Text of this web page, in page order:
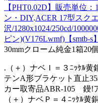
【PHT0.02D】販売単位
ン・DIY.ACER 17型スク
沢/1280x1024/250cd/
ピン)(V176Lwmf)【smtb-s】
30mmクローム純金1箱
.（＋）ナベＩ＝３ﾆｯｹﾙ
テンA形ブラケット直止
カー取寄品ABR-105 鏝!
（＋）ナベＰ＝４ﾆｯｹﾙ